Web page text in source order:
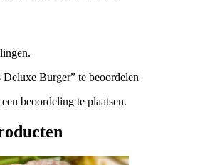
Deluxe Burger” te beoordelen
beoordeling te plaatsen.